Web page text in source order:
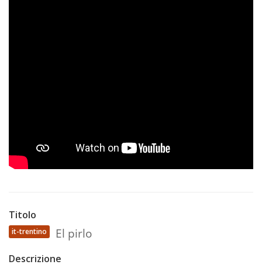
Titolo
it-trentino El pirlo
Descrizione